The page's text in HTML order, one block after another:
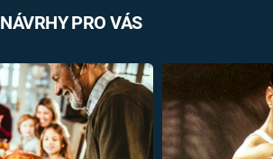
NÁVRHY PRO VÁS